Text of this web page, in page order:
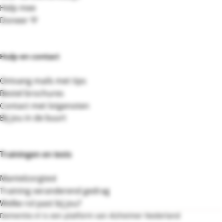
Help mee
Doneer 💛
Hulp en contact
Ontvang mails met tips
Bestel brochures
Contact met lotgenoten
Bij jou in de buurt
Trainingen en tests
Mantelzorgtest
Training veranderend gedrag
Welke rol past bij jou?
Dementie.nl is een platform van Alzheimer Nederland